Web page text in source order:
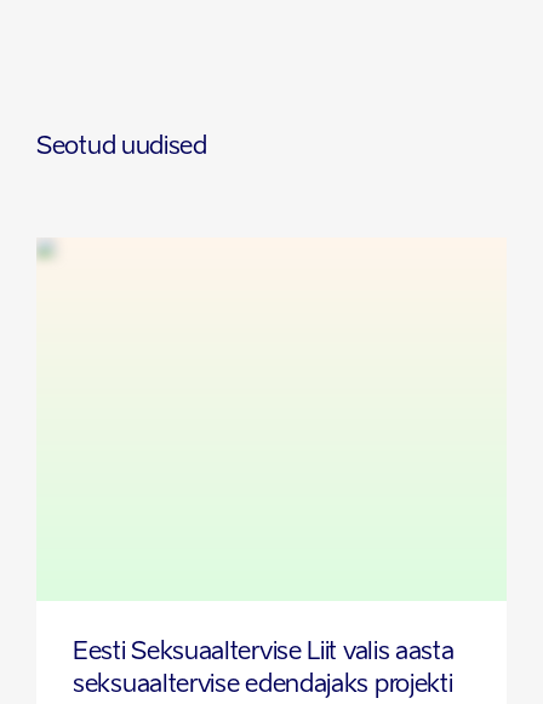
Seotud uudised
Eesti Seksuaaltervise Liit valis aasta
seksuaaltervise edendajaks projekti